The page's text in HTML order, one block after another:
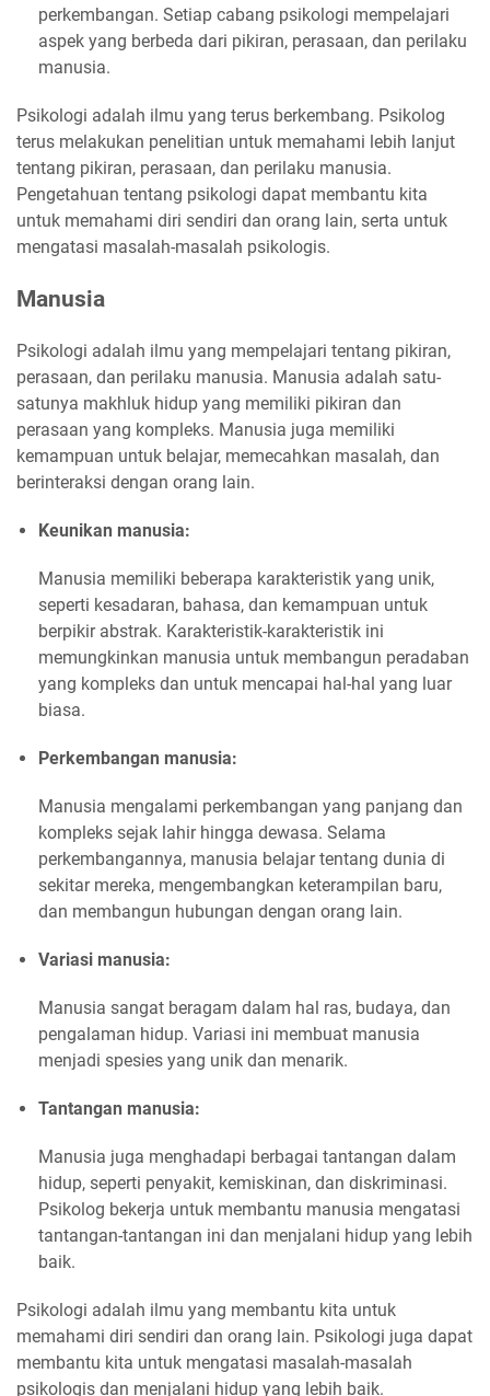
perkembangan. Setiap cabang psikologi mempelajari
aspek yang berbeda dari pikiran, perasaan, dan perilaku
manusia.
Psikologi adalah ilmu yang terus berkembang. Psikolog
terus melakukan penelitian untuk memahami lebih lanjut
tentang pikiran, perasaan, dan perilaku manusia.
Pengetahuan tentang psikologi dapat membantu kita
untuk memahami diri sendiri dan orang lain, serta untuk
mengatasi masalah-masalah psikologis.
Manusia
Psikologi adalah ilmu yang mempelajari tentang pikiran,
perasaan, dan perilaku manusia. Manusia adalah satu-
satunya makhluk hidup yang memiliki pikiran dan
perasaan yang kompleks. Manusia juga memiliki
kemampuan untuk belajar, memecahkan masalah, dan
berinteraksi dengan orang lain.
Keunikan manusia:
Manusia memiliki beberapa karakteristik yang unik,
seperti kesadaran, bahasa, dan kemampuan untuk
berpikir abstrak. Karakteristik-karakteristik ini
memungkinkan manusia untuk membangun peradaban
yang kompleks dan untuk mencapai hal-hal yang luar
biasa.
Perkembangan manusia:
Manusia mengalami perkembangan yang panjang dan
kompleks sejak lahir hingga dewasa. Selama
perkembangannya, manusia belajar tentang dunia di
sekitar mereka, mengembangkan keterampilan baru,
dan membangun hubungan dengan orang lain.
Variasi manusia:
Manusia sangat beragam dalam hal ras, budaya, dan
pengalaman hidup. Variasi ini membuat manusia
menjadi spesies yang unik dan menarik.
Tantangan manusia:
Manusia juga menghadapi berbagai tantangan dalam
hidup, seperti penyakit, kemiskinan, dan diskriminasi.
Psikolog bekerja untuk membantu manusia mengatasi
tantangan-tantangan ini dan menjalani hidup yang lebih
baik.
Psikologi adalah ilmu yang membantu kita untuk
memahami diri sendiri dan orang lain. Psikologi juga dapat
membantu kita untuk mengatasi masalah-masalah
psikologis dan menjalani hidup yang lebih baik.